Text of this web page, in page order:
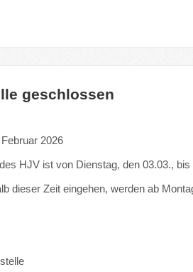
geschlossen
2026
HJV ist von Dienstag, den 03.03.,
dieser Zeit eingehen, werden ab